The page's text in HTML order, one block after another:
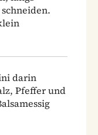
darin
Pfeffer und